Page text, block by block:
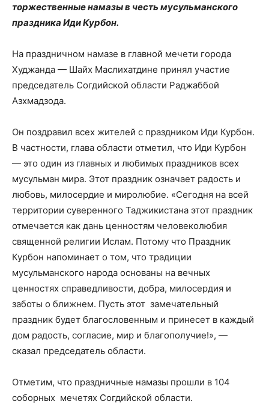
торжественные намазы в честь мусульманского
праздника Иди Курбон.
На праздничном намазе в главной мечети города
Худжанда — Шайх Маслихатдине принял участие
председатель Согдийской области Раджаббой
Азхмадзода.
Он поздравил всех жителей с праздником Иди Курбон.
В частности, глава области отметил, что Иди Курбон
— это один из главных и любимых праздников всех
мусульман мира. Этот праздник означает радость и
любовь, милосердие и миролюбие. «Сегодня на всей
территории суверенного Таджикистана этот праздник
отмечается как дань ценностям человеколюбия
священной религии Ислам. Потому что Праздник
Курбон напоминает о том, что традиции
мусульманского народа основаны на вечных
ценностях справедливости, добра, милосердия и
заботы о ближнем. Пусть этот замечательный
праздник будет благословенным и принесет в каждый
дом радость, согласие, мир и благополучие!», —
сказал председатель области.
Отметим, что праздничные намазы прошли в 104
соборных мечетях Согдийской области.